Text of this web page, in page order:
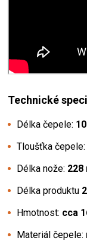
Technické
Délka čepele:
Tloušťka čepele:
Délka nože: 228
Délka produktu
Hmotnost: cca
Materiál čepele: